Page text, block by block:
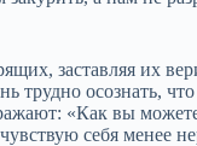
заставляя их
осознать,
«Как вы
себя менее